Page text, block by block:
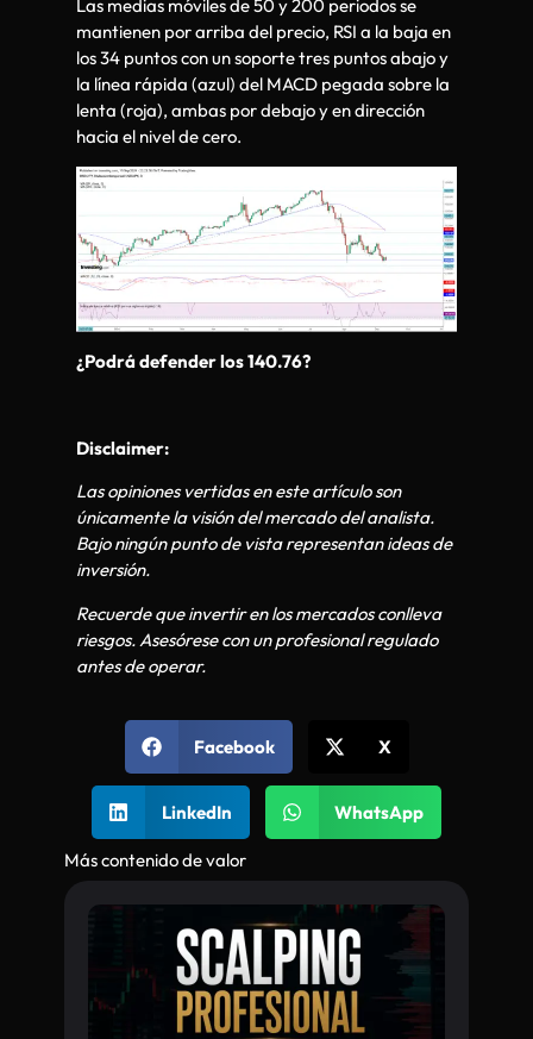
Las medias móviles de 50 y 200 periodos se
mantienen por arriba del precio, RSI a la baja en
los 34 puntos con un soporte tres puntos abajo y
la línea rápida (azul) del MACD pegada sobre la
lenta (roja), ambas por debajo y en dirección
hacia el nivel de cero.
¿Podrá defender los 140.76?
Disclaimer:
Las opiniones vertidas en este artículo son
únicamente la visión del mercado del analista.
Bajo ningún punto de vista representan ideas de
inversión.
Recuerde que invertir en los mercados conlleva
riesgos. Asesórese con un profesional regulado
antes de operar.
Facebook X
LinkedIn WhatsApp
Más contenido de valor